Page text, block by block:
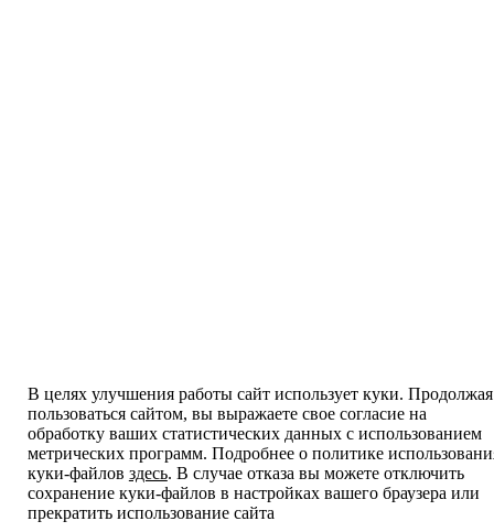
В целях улучшения работы сайт использует куки. Продолжая
пользоваться сайтом, вы выражаете свое согласие на
обработку ваших статистических данных с использованием
метрических программ. Подробнее о политике
куки-файлов здесь. В случае отказа вы можете отключить
сохранение куки-файлов в настройках вашего браузера или
прекратить использование сайта